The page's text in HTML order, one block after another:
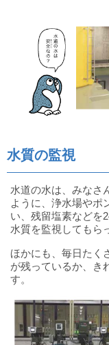
水質の監視
水道の水は、みなさ
ように、浄水場やポ
い、残留塩素などを
水質を監視してもら
ほかにも、毎日たく
が残っているか、き
す。